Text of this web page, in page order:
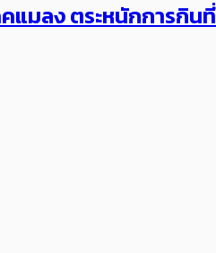
มลง ตระหนักการกิน